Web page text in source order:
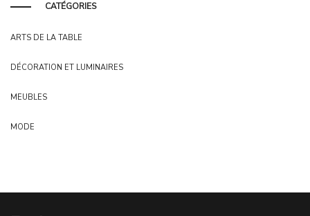
CATÉGORIES
ARTS DE LA TABLE
DÉCORATION ET LUMINAIRES
MEUBLES
MODE